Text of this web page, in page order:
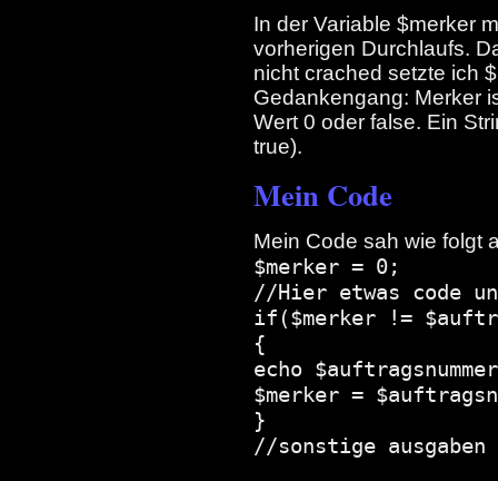
In der Variable $merker
vorherigen Durchlaufs.
nicht crached setzte ich
Gedankengang: Merker
Wert 0 oder false. Ein
true).
Mein Code
Mein Code sah wie folgt
$merker = 0;
//Hier etwas code
if($merker !=
{
echo
$merker =
}
//sonstige